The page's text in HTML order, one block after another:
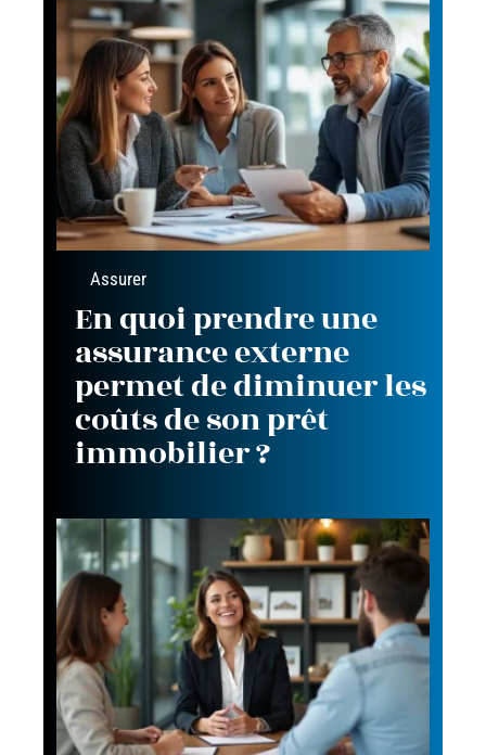
Assurer
En quoi prendre une
assurance externe
permet de diminuer les
coûts de son prêt
immobilier ?